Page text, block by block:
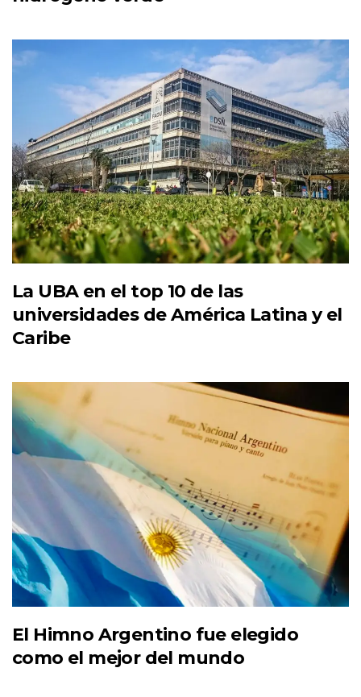
La UBA en el top 10 de las
universidades de América Latina y el
Caribe
El Himno Argentino fue elegido
como el mejor del mundo